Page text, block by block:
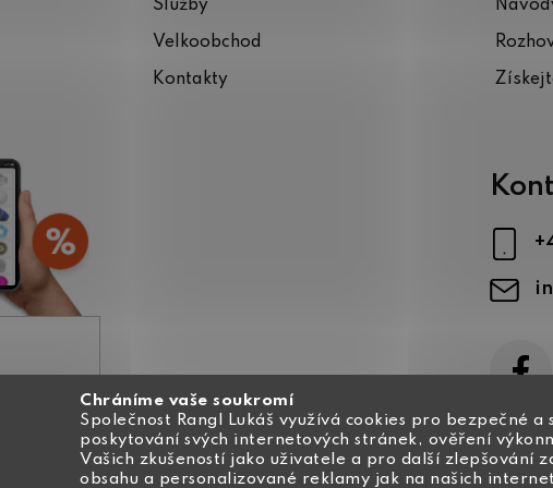
Chráníme vaše soukromí
Společnost Rangl Lukáš využívá cookies pro bezpečné a
poskytování svých internetových stránek, ověření
Vašich zkušeností jako uživatele a pro další zlepšování
obsahu a personalizované reklamy jak na našich
Služby
Velkoobchod
Kontakty
údajů